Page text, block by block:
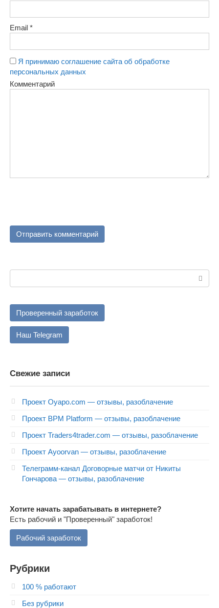
Email *
Я принимаю соглашение сайта об обработке
персональных данных
Комментарий
Проверенный заработок
Наш Telegram
Свежие записи
Проект Oyapo.com — отзывы, разоблачение
Проект BPM Platform — отзывы, разоблачение
Проект Traders4trader.com — отзывы, разоблачение
Проект Ayoorvan — отзывы, разоблачение
Телеграмм-канал Договорные матчи от Никиты
Гончарова — отзывы, разоблачение
Хотите начать зарабатывать в интернете?
Есть рабочий и "Проверенный" заработок!
Рабочий заработок
Рубрики
100 % работают
Без рубрики